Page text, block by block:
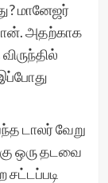
மானேஜர்
அதற்காக
டாலர் வேறு
ஒரு தடவை
சட்டப்படி